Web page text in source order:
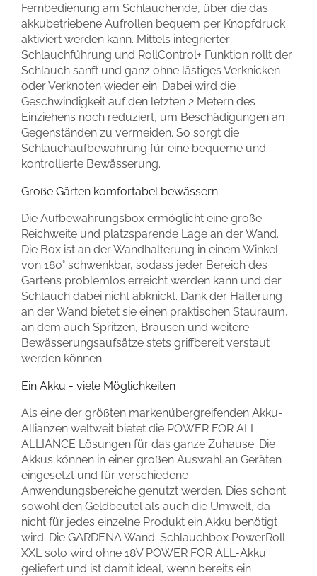
Fernbedienung am Schlauchende, über die das
akkubetriebene Aufrollen bequem per Knopfdruck
aktiviert werden kann. Mittels integrierter
Schlauchführung und RollControl+ Funktion rollt der
Schlauch sanft und ganz ohne lästiges Verknicken
oder Verknoten wieder ein. Dabei wird die
Geschwindigkeit auf den letzten 2 Metern des
Einziehens noch reduziert, um Beschädigungen an
Gegenständen zu vermeiden. So sorgt die
Schlauchaufbewahrung für eine bequeme und
kontrollierte Bewässerung.
Große Gärten komfortabel bewässern
Die Aufbewahrungsbox ermöglicht eine große
Reichweite und platzsparende Lage an der Wand.
Die Box ist an der Wandhalterung in einem Winkel
von 180° schwenkbar, sodass jeder Bereich des
Gartens problemlos erreicht werden kann und der
Schlauch dabei nicht abknickt. Dank der Halterung
an der Wand bietet sie einen praktischen Stauraum,
an dem auch Spritzen, Brausen und weitere
Bewässerungsaufsätze stets griffbereit verstaut
werden können.
Ein Akku - viele Möglichkeiten
Als eine der größten markenübergreifenden Akku-
Allianzen weltweit bietet die POWER FOR ALL
ALLIANCE Lösungen für das ganze Zuhause. Die
Akkus können in einer großen Auswahl an Geräten
eingesetzt und für verschiedene
Anwendungsbereiche genutzt werden. Dies schont
sowohl den Geldbeutel als auch die Umwelt, da
nicht für jedes einzelne Produkt ein Akku benötigt
wird. Die GARDENA Wand-Schlauchbox PowerRoll
XXL solo wird ohne 18V POWER FOR ALL-Akku
geliefert und ist damit ideal, wenn bereits ein